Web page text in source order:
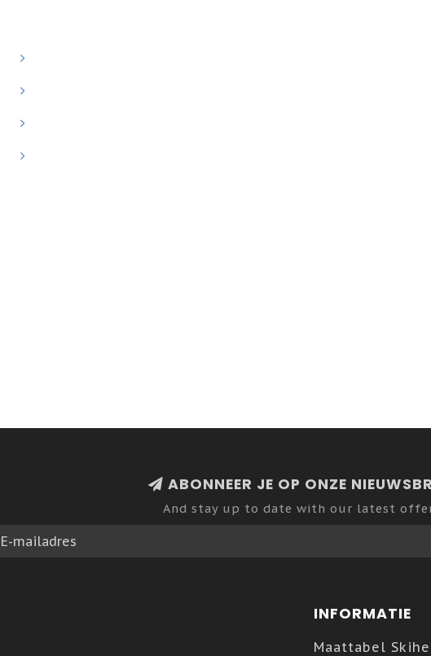
ABONNEER JE OP ONZE
And stay up to date with our latest
INFORMATIE
Maattabel